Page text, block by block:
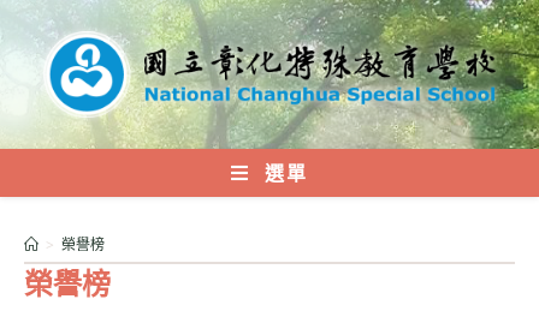
內
選單
榮譽榜
> 榮譽榜